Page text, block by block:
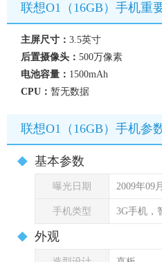
联想O1（16GB）手机重
主屏尺寸： 3.5英寸
后置摄像头： 500万像素
电池容量： 1500mAh
CPU： 暂无数据
联想O1（16GB）手机参
基本参数
曝光日期 2009年09月
手机类型 3G手机，
外观